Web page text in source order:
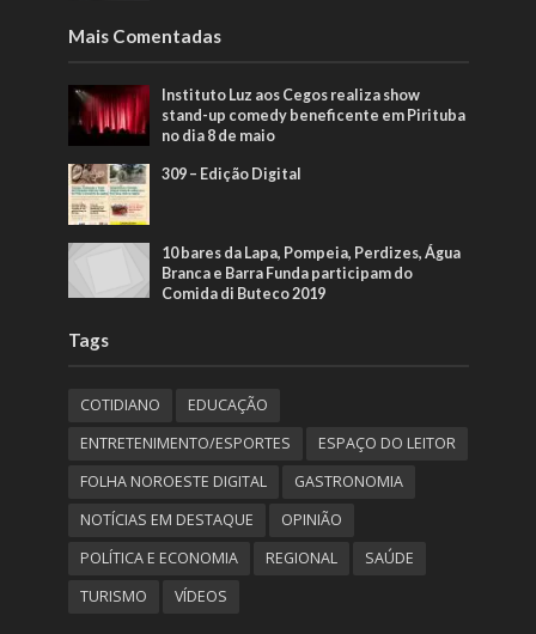
Mais Comentadas
Instituto Luz aos Cegos realiza show
stand-up comedy beneficente em Pirituba
no dia 8 de maio
309 – Edição Digital
10 bares da Lapa, Pompeia, Perdizes, Água
Branca e Barra Funda participam do
Comida di Buteco 2019
Tags
COTIDIANO
EDUCAÇÃO
ENTRETENIMENTO/ESPORTES
ESPAÇO DO LEITOR
FOLHA NOROESTE DIGITAL
GASTRONOMIA
NOTÍCIAS EM DESTAQUE
OPINIÃO
POLÍTICA E ECONOMIA
REGIONAL
SAÚDE
TURISMO
VÍDEOS